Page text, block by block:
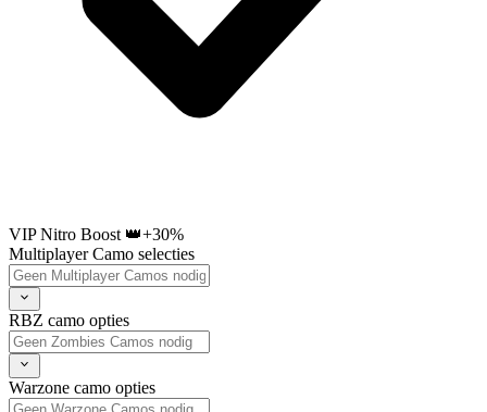
VIP Nitro Boost 👑+30%
Multiplayer Camo selecties
RBZ camo opties
Warzone camo opties